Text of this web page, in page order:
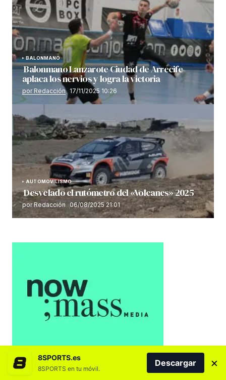
BALONMANO
Balonmano Lanzarote Ciudad de Arrecife
aplaca los nervios y logra la victoria
por Redacción 17/11/2025 10:26
AUTOMOVILISMO
Desvelado el rutómetro del «Volcanes» 2025
por Redacción 06/08/2025 21:01
8SPORTS.es
8SPORTS en tu móvil.
Descargar ×